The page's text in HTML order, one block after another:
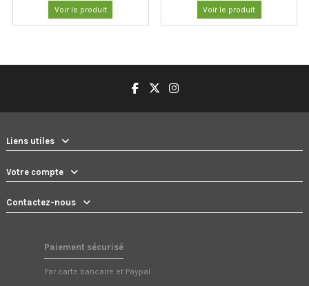
Voir le produit Voir le produit
Liens utiles
Votre compte
Contactez-nous
Paiement sécurisé
Par carte bancaire et Paypal